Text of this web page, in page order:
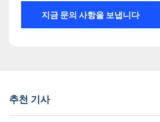
지금 문의 사항을 보냅니다
추천 기사